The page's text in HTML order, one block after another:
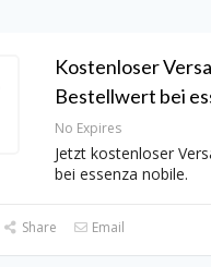
Kostenloser
Bestellwert bei
No Expires
Jetzt kostenloser
bei essenza nobile.
Share Email